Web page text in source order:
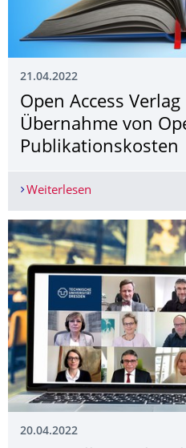
21.04.2022
Open Access Verlag
Übernahme von
Publikationskosten
Weiterlesen
20.04.2022